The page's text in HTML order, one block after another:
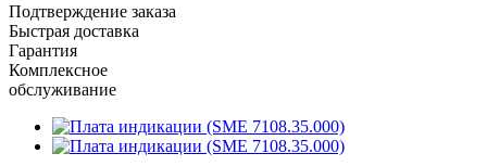
Подтверждение заказа
Быстрая доставка
Гарантия
Комплексное
обслуживание